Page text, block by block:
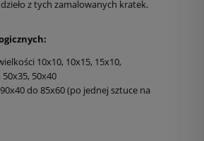
z tych zamalowanych kratek.
10x10, 10x15, 15x10,
50x40
do 85x60 (po jednej sztuce na